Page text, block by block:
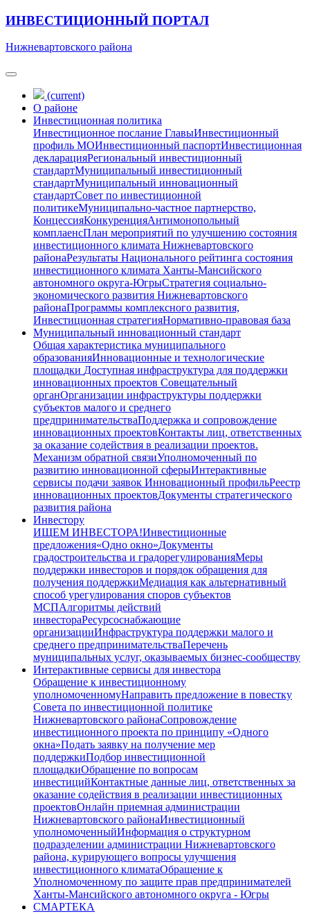
ИНВЕСТИЦИОННЫЙ ПОРТАЛ
Нижневартовского района
(current)
О районе
Инвестиционная политика
Инвестиционное послание ГлавыИнвестиционный
профиль МОИнвестиционный паспортИнвестиционная
декларацияРегиональный инвестиционный
стандартМуниципальный инвестиционный
стандартМуниципальный инновационный
стандартСовет по инвестиционной
политикеМуниципально-частное партнерство,
КонцессияКонкуренцияАнтимонопольный
комплаенсПлан мероприятий по улучшению состояния
инвестиционного климата Нижневартовского
районаРезультаты Национального рейтинга состояния
инвестиционного климата Ханты-Мансийского
автономного округа-ЮгрыСтратегия социально-
экономического развития Нижневартовского
районаПрограммы комплексного развития,
Инвестиционная стратегияНормативно-правовая база
Муниципальный инновационный стандарт
Общая характеристика муниципального
образованияИнновационные и технологические
площадки Доступная инфраструктура для поддержки
инновационных проектов Совещательный
органОрганизации инфраструктуры поддержки
субъектов малого и среднего
предпринимательстваПоддержка и сопровождение
инновационных проектовКонтакты лиц, ответственных
за оказание содействия в реализации проектов.
Механизм обратной связиУполномоченный по
развитию инновационной сферыИнтерактивные
сервисы подачи заявок Инновационный профильРеестр
инновационных проектовДокументы стратегического
развития района
Инвестору
ИЩЕМ ИНВЕСТОРА!Инвестиционные
предложения«Одно окно»Документы
градостроительства и градорегулированияМеры
поддержки инвесторов и порядок обращения для
получения поддержкиМедиация как альтернативный
способ урегулирования споров субъектов
МСПАлгоритмы действий
инвестораРесурсоснабжающие
организацииИнфраструктура поддержки малого и
среднего предпринимательстваПеречень
муниципальных услуг, оказываемых бизнес-сообществу
Интерактивные сервисы для инвестора
Обращение к инвестиционному
уполномоченномуНаправить предложение в повестку
Совета по инвестиционной политике
Нижневартовского районаСопровождение
инвестиционного проекта по принципу «Одного
окна»Подать заявку на получение мер
поддержкиПодбор инвестиционной
площадкиОбращение по вопросам
инвестицийКонтактные данные лиц, ответственных за
оказание содействия в реализации инвестиционных
проектовОнлайн приемная администрации
Нижневартовского районаИнвестиционный
уполномоченныйИнформация о структурном
подразделении администрации Нижневартовского
района, курирующего вопросы улучшения
инвестиционного климатаОбращение к
Уполномоченному по защите прав предпринимателей
Ханты-Мансийского автономного округа - Югры
СМАРТЕКА